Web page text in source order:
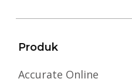
Produk
Accurate Online